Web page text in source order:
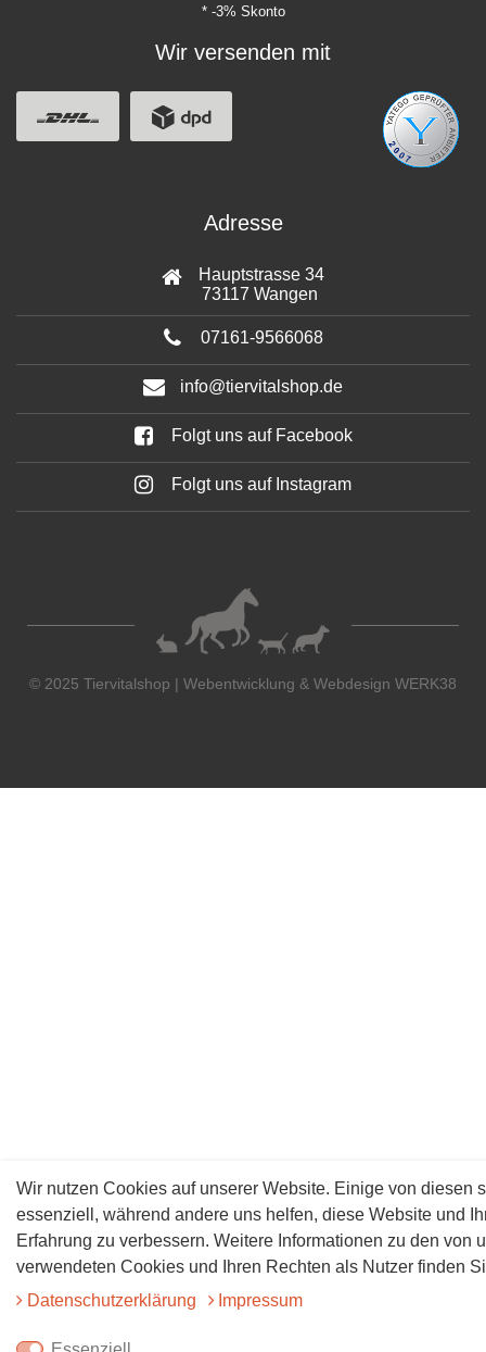
* -3% Skonto
Wir versenden mit
Adresse
Hauptstrasse 34
73117 Wangen
07161-9566068
info@tiervitalshop.de
Folgt uns auf Facebook
Folgt uns auf Instagram
© 2025 Tiervitalshop | Webentwicklung & Webdesign WERK38
Wir nutzen Cookies auf unserer Website. Einige von diesen
essenziell, während andere uns helfen, diese Website und
Erfahrung zu verbessern. Weitere Informationen zu den von
verwendeten Cookies und Ihren Rechten als Nutzer finden
Daten­schutz­erklärung
Impressum